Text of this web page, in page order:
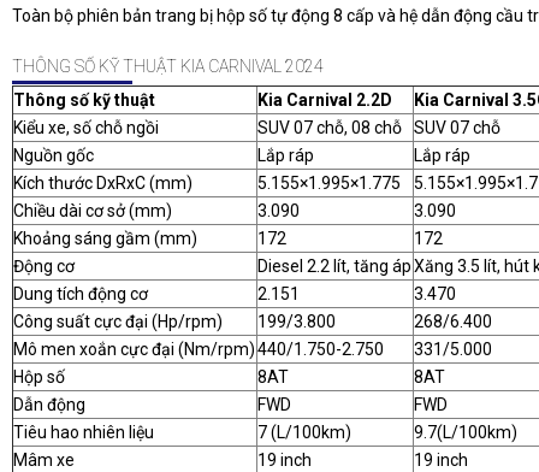
Toàn bộ phiên bản trang bị hộp số tự động 8 cấp và hệ dẫn động cầu
THÔNG SỐ KỸ THUẬT KIA CARNIVAL 2024
Thông số kỹ thuật
Kia Carnival 2.2D
Kia Carnival
Kiểu xe, số chỗ ngồi
SUV 07 chỗ, 08 chỗ
SUV 07 chỗ
Nguồn gốc
Lắp ráp
Lắp ráp
Kích thước DxRxC (mm)
5.155×1.995×1.775
Chiều dài cơ sở (mm)
3.090
3.090
Khoảng sáng gầm (mm)
172
172
Động cơ
Diesel 2.2 lít, tăng ápXăng 3.5 lít, hút
Dung tích động cơ
2.151
3.470
Công suất cực đại (Hp/rpm)
199/3.800
268/6.400
Mô men xoắn cực đại (Nm/rpm)440/1.750-2.750
331/5.000
Hộp số
8AT
8AT
Dẫn động
FWD
FWD
Tiêu hao nhiên liệu
7 (L/100km)
9.7(L/100km)
Mâm xe
19 inch
19 inch